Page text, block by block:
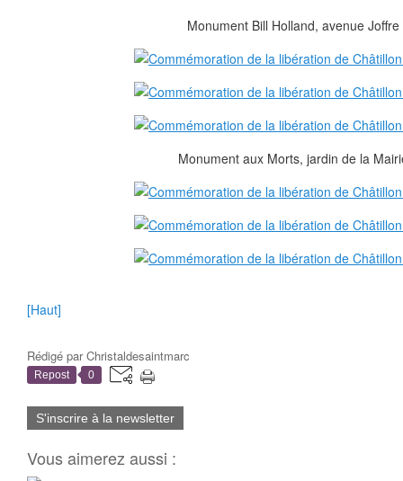
Monument Bill Holland, avenue Joffre
Monument aux Morts, jardin de la
[Haut]
Rédigé parChristaldesaintmarc
Repost 0
S'inscrire à la newsletter
Vous aimerez aussi :